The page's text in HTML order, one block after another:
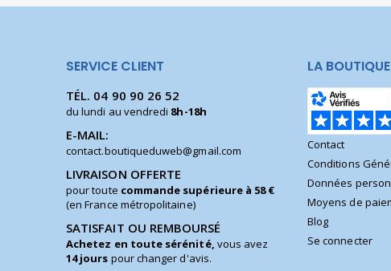
SERVICE CLIENT
TÉL. 04 90 90 26 52
du lundi au vendredi 8h-18h
E-MAIL:
contact.boutiqueduweb@gmail.com
LIVRAISON OFFERTE
pour toute commande supérieure à 58 €
(en France métropolitaine)
SATISFAIT OU REMBOURSÉ
Achetez en toute sérénité, vous avez
14 jours pour changer d'avis.
LA
Contact
Conditions
Données
Moyens de
Blog
Se connecter